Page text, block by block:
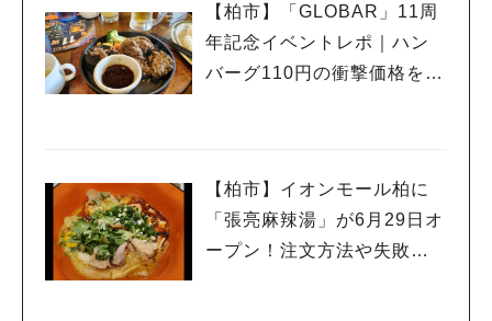
【柏市】「GLOBAR」11周
年記念イベントレポ｜ハン
バーグ110円の衝撃価格を体
【柏市】イオンモール柏に
「張亮麻辣湯」が6月29日オ
ープン！注文方法や失敗し